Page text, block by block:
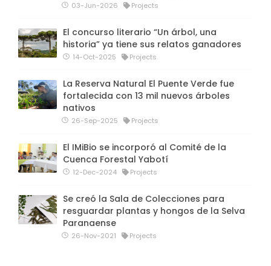
03-Jun-2026 Projects
El concurso literario “Un árbol, una
historia” ya tiene sus relatos ganadores
14-Oct-2025 Projects
La Reserva Natural El Puente Verde fue
fortalecida con 13 mil nuevos árboles
nativos
26-Sep-2025 Projects
El IMiBio se incorporó al Comité de la
Cuenca Forestal Yabotí
12-Dec-2024 Projects
Se creó la Sala de Colecciones para
resguardar plantas y hongos de la Selva
Paranaense
26-Nov-2021 Projects